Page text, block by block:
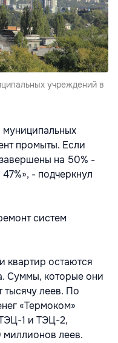
учреждений в
муниципальных
промыты. Если
на 50% -
- подчеркнул
систем
квартир остаются
Суммы, которые они
леев. По
«Термоком»
1 и ТЭЦ-2,
миллионов леев.